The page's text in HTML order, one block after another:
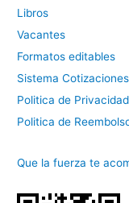
Libros
Vacantes
Formatos editables
Sistema
Politica de Privacidad
Politica de
Que la fuerza te